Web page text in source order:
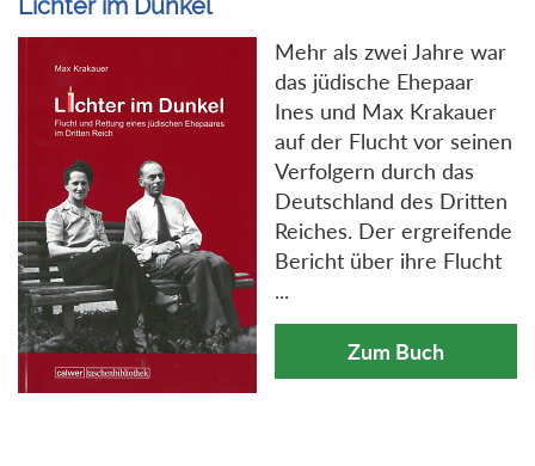
Lichter im Dunkel
Mehr als zwei Jahre war
das jüdische Ehepaar
Ines und Max Krakauer
auf der Flucht vor seinen
Verfolgern durch das
Deutschland des Dritten
Reiches. Der ergreifende
Bericht über ihre Flucht
...
Zum Buch